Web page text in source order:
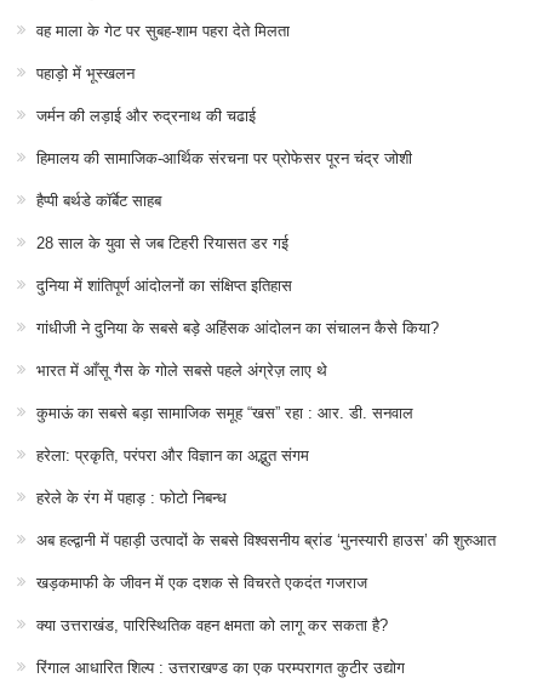
वह माला के गेट पर सुबह-शाम पहरा देते मिलता
पहाड़ो में भूस्खलन
जर्मन की लड़ाई और रुद्रनाथ की चढाई
हिमालय की सामाजिक-आर्थिक संरचना पर प्रोफेसर पूरन चंद्र जोशी
हैप्पी बर्थडे कॉर्बेट साहब
28 साल के युवा से जब टिहरी रियासत डर गई
दुनिया में शांतिपूर्ण आंदोलनों का संक्षिप्त इतिहास
गांधीजी ने दुनिया के सबसे बड़े अहिंसक आंदोलन का संचालन कैसे किया?
भारत में आँसू गैस के गोले सबसे पहले अंग्रेज़ लाए थे
कुमाऊं का सबसे बड़ा सामाजिक समूह “खस” रहा : आर. डी. सनवाल
हरेला: प्रकृति, परंपरा और विज्ञान का अद्भुत संगम
हरेले के रंग में पहाड़ : फोटो निबन्ध
अब हल्द्वानी में पहाड़ी उत्पादों के सबसे विश्वसनीय ब्रांड ‘मुनस्यारी हाउस’ की शुरुआत
खड़कमाफी के जीवन में एक दशक से विचरते एकदंत गजराज
क्या उत्तराखंड, पारिस्थितिक वहन क्षमता को लागू कर सकता है?
रिंगाल आधारित शिल्प : उत्तराखण्ड का एक परम्परागत कुटीर उद्योग